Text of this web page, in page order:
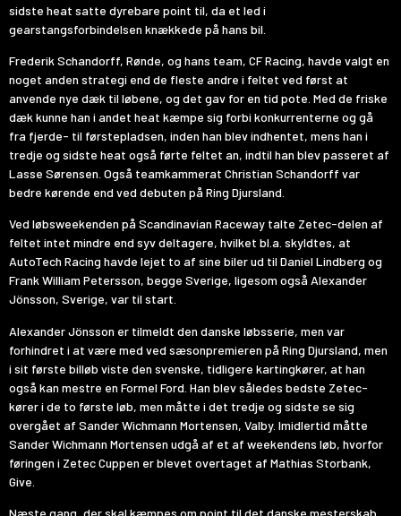
sidste heat satte dyrebare point til, da et led i
gearstangsforbindelsen knækkede på hans bil.
Frederik Schandorff, Rønde, og hans team, CF Racing, havde valgt en
noget anden strategi end de fleste andre i feltet ved først at
anvende nye dæk til løbene, og det gav for en tid pote. Med de friske
dæk kunne han i andet heat kæmpe sig forbi konkurrenterne og gå
fra fjerde- til førstepladsen, inden han blev indhentet, mens han i
tredje og sidste heat også førte feltet an, indtil han blev passeret af
Lasse Sørensen. Også teamkammerat Christian Schandorff var
bedre kørende end ved debuten på Ring Djursland.
Ved løbsweekenden på Scandinavian Raceway talte Zetec-delen af
feltet intet mindre end syv deltagere, hvilket bl.a. skyldtes, at
AutoTech Racing havde lejet to af sine biler ud til Daniel Lindberg og
Frank William Petersson, begge Sverige, ligesom også Alexander
Jönsson, Sverige, var til start.
Alexander Jönsson er tilmeldt den danske løbsserie, men var
forhindret i at være med ved sæsonpremieren på Ring Djursland, men
i sit første billøb viste den svenske, tidligere kartingkører, at han
også kan mestre en Formel Ford. Han blev således bedste Zetec-
kører i de to første løb, men måtte i det tredje og sidste se sig
overgået af Sander Wichmann Mortensen, Valby. Imidlertid måtte
Sander Wichmann Mortensen udgå af et af weekendens løb, hvorfor
føringen i Zetec Cuppen er blevet overtaget af Mathias Storbank,
Give.